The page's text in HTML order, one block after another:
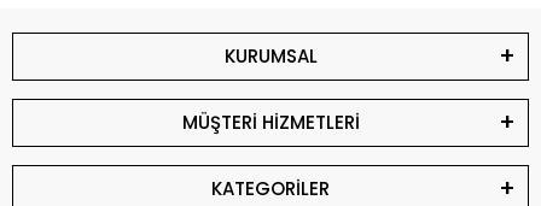
KURUMSAL
MÜŞTERİ HİZMETLERİ
KATEGORİLER